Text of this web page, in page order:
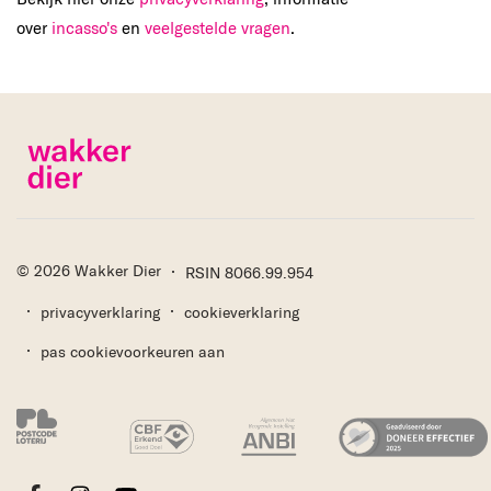
over incasso's en veelgestelde vragen.
© 2026 Wakker Dier RSIN 8066.99.954
privacyverklaring cookieverklaring
pas cookievoorkeuren aan
Facebook Instagram Youtube